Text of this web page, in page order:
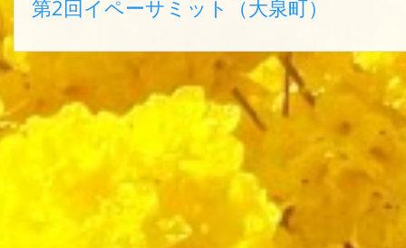
第2回イペーサミット（大泉町）